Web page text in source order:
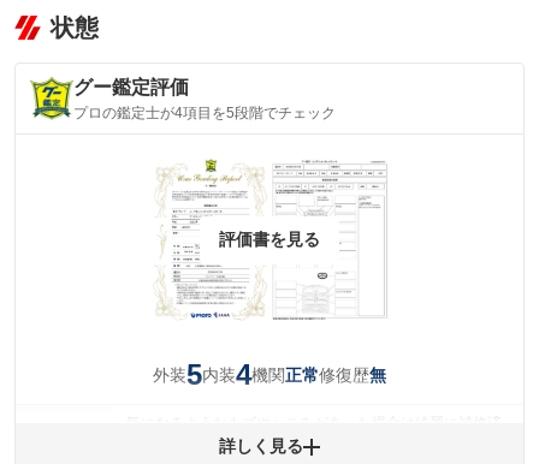
状態
グー鑑定評価
プロの鑑定士が4項目を5段階でチェック
評価書を見る
外装5内装4機関正常修復歴無
みですが、 小さなキズやヘコミが残っている場合もありま
詳しく見る